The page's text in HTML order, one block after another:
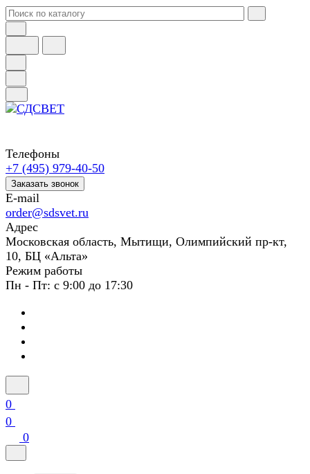
Телефоны
+7 (495) 979-40-50
Заказать звонок
E-mail
order@sdsvet.ru
Адрес
Московская область, Мытищи, Олимпийский пр-кт,
10, БЦ «Альта»
Режим работы
Пн - Пт: с 9:00 до 17:30
0
0
0